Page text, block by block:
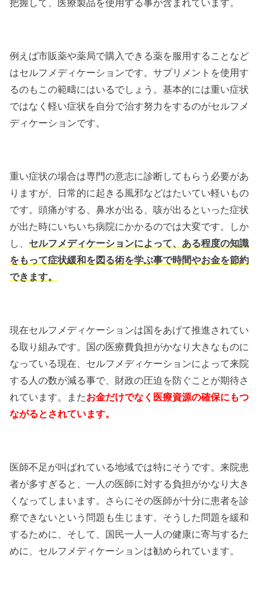
把握して、医療製品を使用する事が含まれています。
例えば市販薬や薬局で購入できる薬を服用することなど
はセルフメディケーションです。サプリメントを使用す
るのもこの範疇にはいるでしょう。基本的には重い症状
ではなく軽い症状を自分で治す努力をするのがセルフメ
ディケーションです。
重い症状の場合は専門の意志に診断してもらう必要があ
りますが、日常的に起きる風邪などはたいてい軽いもの
です。頭痛がする、鼻水が出る、咳が出るといった症状
が出た時にいちいち病院にかかるのでは大変です。しか
し、 セルフメディケーションによって、ある程度の知識
をもって症状緩和を図る術を学ぶ事で時間やお金を節約
できます。
現在セルフメディケーションは国をあげて推進されてい
る取り組みです。国の医療費負担がかなり大きなものに
なっている現在、セルフメディケーションによって来院
する人の数が減る事で、財政の圧迫を防ぐことが期待さ
れています。またお金だけでなく医療資源の確保にもつ
ながるとされています。
医師不足が叫ばれている地域では特にそうです。来院患
者が多すぎると、一人の医師に対する負担がかなり大き
くなってしまいます。さらにその医師が十分に患者を診
察できないという問題も生じます。そうした問題を緩和
するために、そして、国民一人一人の健康に寄与するた
めに、セルフメディケーションは勧められています。